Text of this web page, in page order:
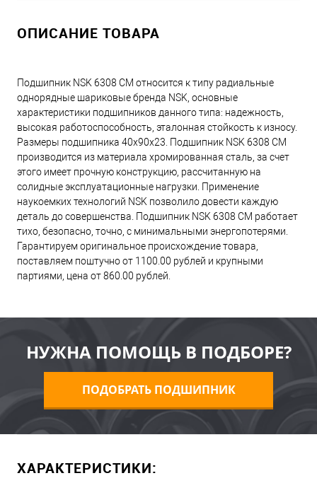
ОПИСАНИЕ ТОВАРА
Подшипник NSK 6308 CM относится к типу радиальные
однорядные шариковые бренда NSK, основные
характеристики подшипников данного типа: надежность,
высокая работоспособность, эталонная стойкость к износу.
Размеры подшипника 40x90x23. Подшипник NSK 6308 CM
производится из материала хромированная сталь, за счет
этого имеет прочную конструкцию, рассчитанную на
солидные эксплуатационные нагрузки. Применение
наукоемких технологий NSK позволило довести каждую
деталь до совершенства. Подшипник NSK 6308 CM работает
тихо, безопасно, точно, с минимальными энергопотерями.
Гарантируем оригинальное происхождение товара,
поставляем поштучно от 1100.00 рублей и крупными
партиями, цена от 860.00 рублей.
НУЖНА ПОМОЩЬ В ПОДБОРЕ?
ПОДОБРАТЬ ПОДШИПНИК
ХАРАКТЕРИСТИКИ: